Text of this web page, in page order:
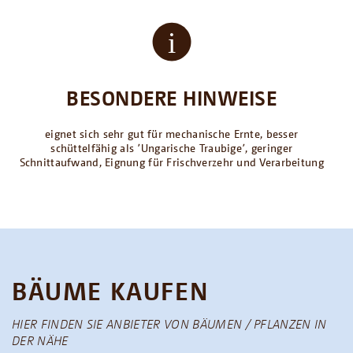
BESONDERE HINWEISE
eignet sich sehr gut für mechanische Ernte, besser
schüttelfähig als ՚Ungarische Traubige՚, geringer
Schnittaufwand, Eignung für Frischverzehr und Verarbeitung
BÄUME KAUFEN
HIER FINDEN SIE ANBIETER VON BÄUMEN / PFLANZEN IN
DER NÄHE